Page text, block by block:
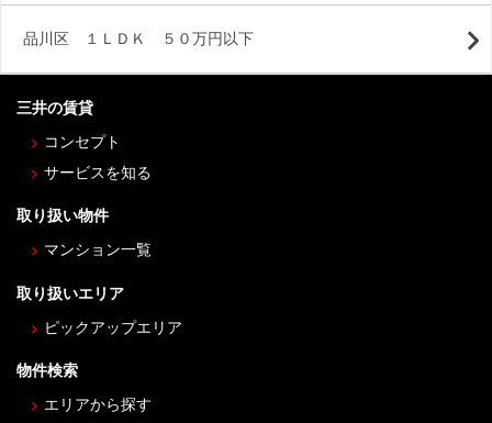
品川区 １ＬＤＫ ５０万円以下
三井の賃貸
コンセプト
サービスを知る
取り扱い物件
マンション一覧
取り扱いエリア
ピックアップエリア
物件検索
エリアから探す